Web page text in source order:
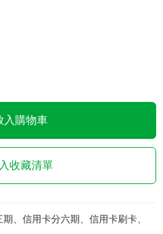
入購物車
收藏清單
、信用卡分六期、信用卡刷卡、